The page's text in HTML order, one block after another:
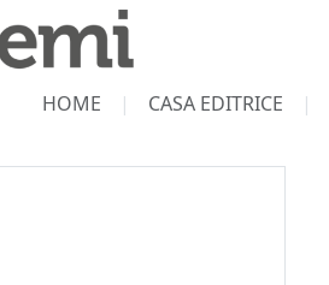
HOME CASA EDITRICE